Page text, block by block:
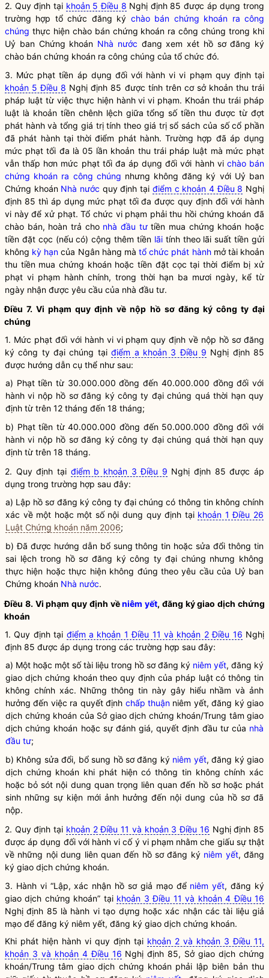
2. Quy định tại khoản 5 Điều 8 Nghị định 85 được áp dụng trong
trường hợp tổ chức đăng ký chào bán chứng khoán ra công
chúng thực hiện chào bán chứng khoán ra công chúng trong khi
Uỷ ban Chứng khoán Nhà nước đang xem xét hồ sơ đăng ký
chào bán chứng khoán ra công chúng của tổ chức đó.
3. Mức phạt tiền áp dụng đối với hành vi vi phạm quy định tại
khoản 5 Điều 8 Nghị định 85 được tính trên cơ sở khoản thu trái
pháp luậttừ việc thực hiện hành vi vi phạm. Khoản thu trái pháp
luật là khoản tiền chênh lệch giữa tổng số tiền thu được từ đợt
phát hành và tổng giá trị tính theo giá trị sổ sách của số cổ phần
đã phát hành tại thời điểm phát hành. Trường hợp đã áp dụng
mức phạt tối đa là 05 lần khoản thu trái pháp luật mà mức phạt
vẫn thấp hơn mức phạt tối đa áp dụng đối với hành vi chào bán
chứng khoán ra công chúng nhưng không đăng ký với Uỷ ban
Chứng khoán Nhà nước quy định tại điểm c khoản 4 Điều 8 Nghị
định 85 thì áp dụng mức phạt tối đa được quy định đối với hành
vi này để xử phạt. Tổ chức vi phạm phải thu hồi chứng khoán đã
chào bán, hoàn trả cho nhà đầu tưtiền mua chứng khoán hoặc
tiền đặt cọc (nếu có) cộng thêm tiền lãitính theo lãi suất tiền gửi
không kỳ hạn của Ngân hàng màtổ chức phát hànhmở tài khoản
thu tiền mua chứng khoán hoặc tiền đặt cọc tại thời điểm bị xử
phạt vi phạm hành chính, trong thời hạn ba mươi ngày, kể từ
ngày nhận được yêu cầu của nhà đầu tư.
Điều 7. Vi phạm quy định về nộp hồ sơ đăng ký công ty đại
chúng
1. Mức phạt đối với hành vi vi phạm quy định về nộp hồ sơ đăng
ký công ty đại chúng tạiđiểm a khoản 3 Điều 9 Nghị định 85
được hướng dẫn cụ thể như sau:
a) Phạt tiền từ 30.000.000 đồng đến 40.000.000 đồng đối với
hành vi nộp hồ sơ đăng ký công ty đại chúng quá thời hạn quy
định từ trên 12 tháng đến 18 tháng;
b) Phạt tiền từ 40.000.000 đồng đến 50.000.000 đồng đối với
hành vi nộp hồ sơ đăng ký công ty đại chúng quá thời hạn quy
định từ trên 18 tháng.
2. Quy định tại điểm b khoản 3 Điều 9 Nghị định 85 được áp
dụng trong trường hợp sau đây:
a) Lập hồ sơ đăng ký công ty đại chúng có thông tin không chính
xác về một hoặc một số nội dung quy định tại khoản 1 Điều 26
Luật Chứng khoán năm 2006;
b) Đã được hướng dẫn bổ sung thông tin hoặc sửa đổi thông tin
sai lệch trong hồ sơ đăng ký công ty đại chúng nhưng không
thực hiện hoặc thực hiện không đúng theo yêu cầu của Uỷ ban
Chứng khoán Nhà nước.
Điều 8. Vi phạm quy định vềniêm yết, đăng ký giao dịchchứng
khoán
1. Quy định tại điểm a khoản 1 Điều 11 và khoản 2 Điều 16 Nghị
định 85 được áp dụng trong các trường hợp sau đây:
a) Một hoặc một số tài liệu trong hồ sơ đăng ký niêm yết, đăng ký
giao dịch chứng khoántheo quy định của pháp luậtcó thông tin
không chính xác. Những thông tin này gây hiểu nhầm và ảnh
hưởng đến việc ra quyết định chấp thuận niêm yết, đăng ký giao
dịch chứng khoán của Sở giao dịch chứng khoán/Trung tâm giao
dịchchứng khoán hoặc sự đánh giá, quyết định đầu tư của nhà
đầu tư;
b) Không sửa đổi, bổ sung hồ sơ đăng ký niêm yết, đăng ký giao
dịch chứng khoán khi phát hiện có thông tin không chính xác
hoặc bỏ sót nội dung quan trọng liên quan đến hồ sơ hoặc phát
sinh những sự kiện mới ảnh hưởng đến nội dung của hồ sơ đã
nộp.
2. Quy định tại khoản 2 Điều 11 và khoản 3 Điều 16 Nghị định 85
được áp dụng đối với hành vi cố ý vi phạm nhằm che giấu sự thật
về những nội dung liên quan đến hồ sơ đăng ký niêm yết, đăng
ký giao dịch chứng khoán.
3. Hành vi “Lập, xác nhận hồ sơ giả mạo để niêm yết, đăng ký
giao dịch chứng khoán” tại khoản 3 Điều 11 và khoản 4 Điều 16
Nghị định 85 là hành vi tạo dựng hoặc xác nhận các tài liệu giả
mạo để đăng ký niêm yết, đăng ký giao dịch chứng khoán.
Khi phát hiện hành vi quy định tại khoản 2 và khoản 3 Điều 11,
khoản 3 và khoản 4 Điều 16 Nghị định 85, Sở giao dịchchứng
khoán/Trung tâm giao dịch chứng khoán phải lập biên bản thu